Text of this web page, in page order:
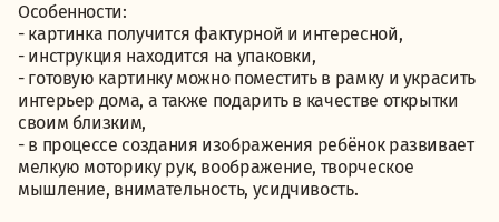
Особенности:
- картинка получится фактурной и интересной,
- инструкция находится на упаковки,
- готовую картинку можно поместить в рамку и украсить
интерьер дома, а также подарить в качестве открытки
своим близким,
- в процессе создания изображения ребёнок развивает
мелкую моторику рук, воображение, творческое
мышление, внимательность, усидчивость.